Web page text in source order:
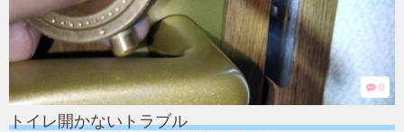
0
トイレ開かないトラブル